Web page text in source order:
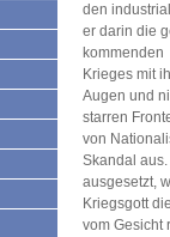
den
er darin die
kommenden
Krieges mit
Augen und
starren
von
Skandal
ausgesetzt,
Kriegsgott
vom Gesicht